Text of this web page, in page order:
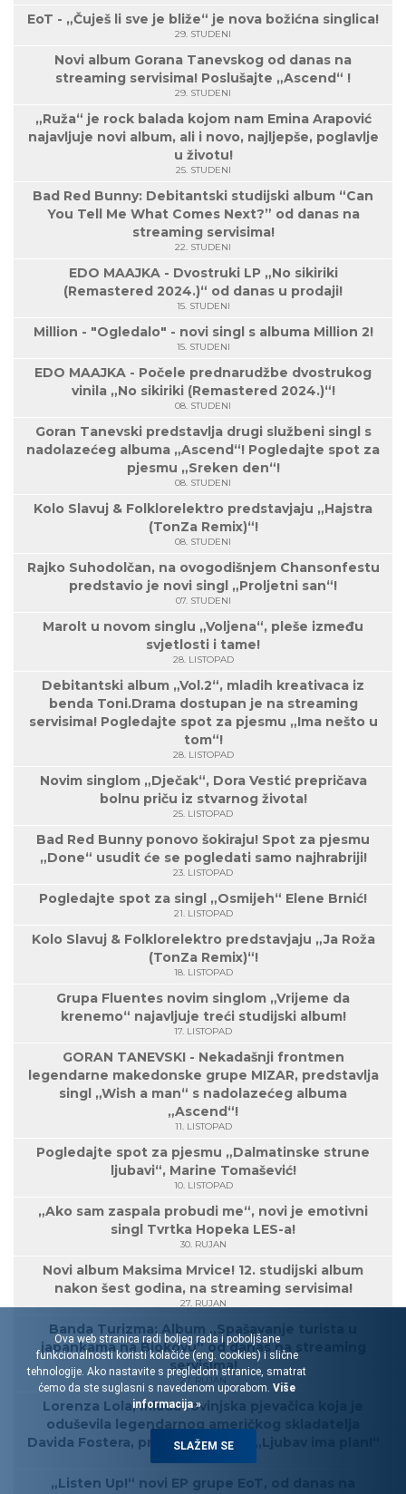
EoT - „Čuješ li sve je bliže“ je nova božićna singlica!
29. STUDENI
Novi album Gorana Tanevskog od danas na
streaming servisima! Poslušajte „Ascend“ !
29. STUDENI
„Ruža“ je rock balada kojom nam Emina Arapović
najavljuje novi album, ali i novo, najljepše, poglavlje
u životu!
25. STUDENI
Bad Red Bunny: Debitantski studijski album “Can
You Tell Me What Comes Next?” od danas na
streaming servisima!
22. STUDENI
EDO MAAJKA - Dvostruki LP „No sikiriki
(Remastered 2024.)“ od danas u prodaji!
15. STUDENI
Million - "Ogledalo" - novi singl s albuma Million 2!
15. STUDENI
EDO MAAJKA - Počele prednarudžbe dvostrukog
vinila „No sikiriki (Remastered 2024.)“!
08. STUDENI
Goran Tanevski predstavlja drugi službeni singl s
nadolazećeg albuma „Ascend“! Pogledajte spot za
pjesmu „Sreken den“!
08. STUDENI
Kolo Slavuj & Folklorelektro predstavjaju „Hajstra
(TonZa Remix)“!
08. STUDENI
Rajko Suhodolčan, na ovogodišnjem Chansonfestu
predstavio je novi singl „Proljetni san“!
07. STUDENI
Marolt u novom singlu „Voljena“, pleše između
svjetlosti i tame!
28. LISTOPAD
Debitantski album „Vol.2“, mladih kreativaca iz
benda Toni.Drama dostupan je na streaming
servisima! Pogledajte spot za pjesmu „Ima nešto u
tom“!
28. LISTOPAD
Novim singlom „Dječak“, Dora Vestić prepričava
bolnu priču iz stvarnog života!
25. LISTOPAD
Bad Red Bunny ponovo šokiraju! Spot za pjesmu
„Done“ usudit će se pogledati samo najhrabriji!
23. LISTOPAD
Pogledajte spot za singl „Osmijeh“ Elene Brnić!
21. LISTOPAD
Kolo Slavuj & Folklorelektro predstavjaju „Ja Roža
(TonZa Remix)“!
18. LISTOPAD
Grupa Fluentes novim singlom „Vrijeme da
krenemo“ najavljuje treći studijski album!
17. LISTOPAD
GORAN TANEVSKI - Nekadašnji frontmen
legendarne makedonske grupe MIZAR, predstavlja
singl „Wish a man“ s nadolazećeg albuma
„Ascend“!
11. LISTOPAD
Pogledajte spot za pjesmu „Dalmatinske strune
ljubavi“, Marine Tomašević!
10. LISTOPAD
„Ako sam zaspala probudi me“, novi je emotivni
singl Tvrtka Hopeka LES-a!
30. RUJAN
Novi album Maksima Mrvice! 12. studijski album
nakon šest godina, na streaming servisima!
27. RUJAN
Banda Turizma: Album „Spašavanje turista u
japankama na Biokovu“ od danas na streaming
servisima!
27. RUJAN
Lorenza Lola, mlada rovinjska pjevačica koja je
oduševila legendarnog američkog skladatelja
Davida Fostera, predstavlja singl „Ljubav ima plan!“
„Listen Up!“ novi EP grupe EoT, od danas na
Ova web stranica radi boljeg rada i poboljšane
funkcionalnosti koristi kolačiće (eng. cookies) i slične
tehnologije. Ako nastavite s pregledom stranice, smatrat
ćemo da ste suglasni s navedenom uporabom. Više
informacija »
SLAŽEM SE